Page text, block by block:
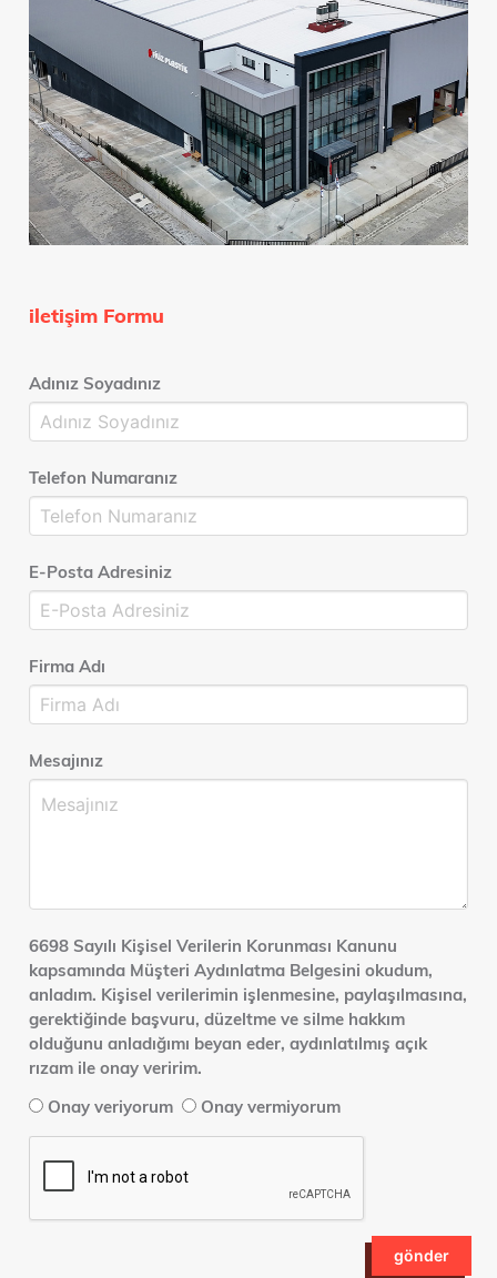
iletişim Formu
Adınız Soyadınız
Telefon Numaranız
E-Posta Adresiniz
Firma Adı
Mesajınız
6698 Sayılı Kişisel Verilerin Korunması Kanunu
kapsamında Müşteri Aydınlatma Belgesini okudum,
anladım. Kişisel verilerimin işlenmesine, paylaşılmasına,
gerektiğinde başvuru, düzeltme ve silme hakkım
olduğunu anladığımı beyan eder, aydınlatılmış açık
rızam ile onay veririm.
Onay veriyorum
Onay vermiyorum
gönder